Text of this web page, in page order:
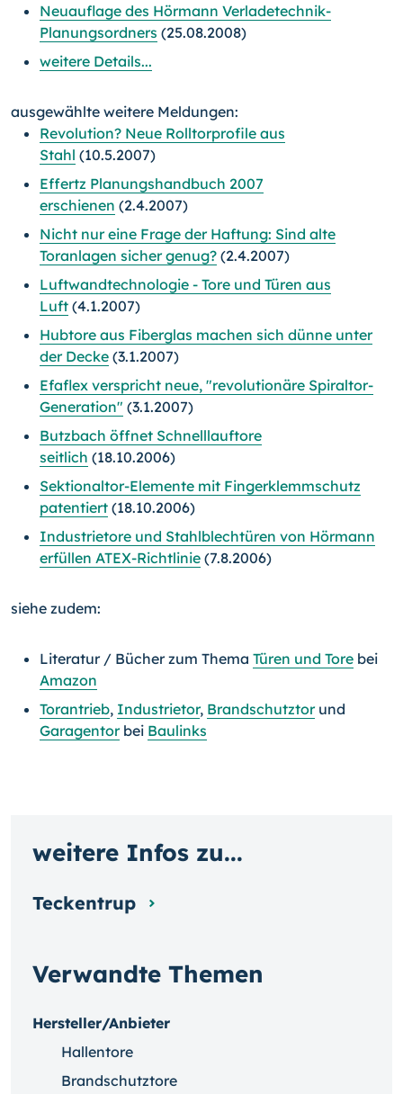
Neuauflage des Hörmann Verladetechnik-
Planungsordners (25.08.2008)
weitere Details...
ausgewählte weitere Meldungen:
Revolution? Neue Rolltorprofile aus
Stahl (10.5.2007)
Effertz Planungshandbuch 2007
erschienen (2.4.2007)
Nicht nur eine Frage der Haftung: Sind alte
Toranlagen sicher genug? (2.4.2007)
Luftwandtechnologie - Tore und Türen aus
Luft (4.1.2007)
Hubtore aus Fiberglas machen sich dünne unter
der Decke (3.1.2007)
Efaflex verspricht neue, "revolutionäre Spiraltor-
Generation" (3.1.2007)
Butzbach öffnet Schnelllauftore
seitlich (18.10.2006)
Sektionaltor-Elemente mit Fingerklemmschutz
patentiert (18.10.2006)
Industrietore und Stahlblechtüren von Hörmann
erfüllen ATEX-Richtlinie (7.8.2006)
siehe zudem:
Literatur / Bücher zum Thema Türen und Tore bei
Amazon
Torantrieb, Industrietor, Brandschutztorund
Garagentorbei Baulinks
Verwandte Themen
Hersteller/Anbieter
Hallentore
Brandschutztore
weitere Infos zu...
Teckentrup